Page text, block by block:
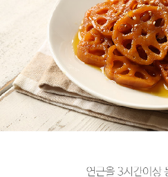
프 하세요!